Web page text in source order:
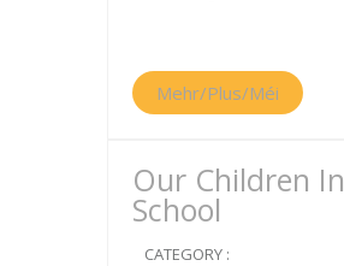
Mehr/Plus/Méi
Our Children In
School
CATEGORY :